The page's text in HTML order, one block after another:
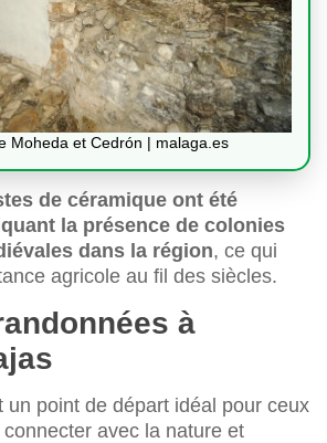
Moheda et Cedrón | malaga.es
de céramique ont été
la présence de colonies
dans la région, ce qui
agricole au fil des siècles.
à
un point de départ idéal pour ceux
avec la nature et